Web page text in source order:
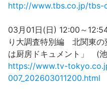
http://www.tbs.co.jp/
03月01日(日) 12:00～
り大調査特別編 北関東の
は厨房ドキュメント」 (
https://www.tv-
007_202603011200.html